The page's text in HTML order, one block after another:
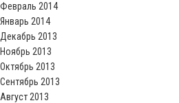
Февраль 2014
Январь 2014
Декабрь 2013
Ноябрь 2013
Октябрь 2013
Сентябрь 2013
Август 2013